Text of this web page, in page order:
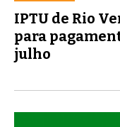
IPTU de Rio
para
julho